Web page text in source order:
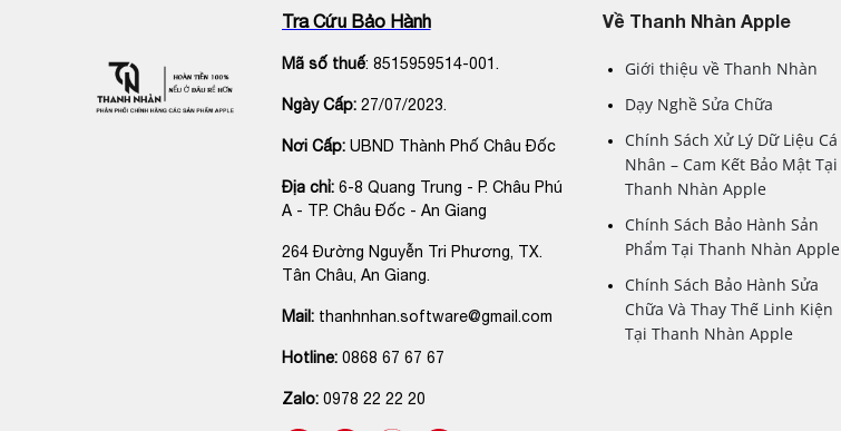
Tra Cứu Bảo Hành
Mã số thuế: 8515959514-001.
Ngày Cấp: 27/07/2023.
Nơi Cấp: UBND Thành Phố Châu Đốc
Địa chỉ:6-8 Quang Trung - P. Châu Phú
A - TP. Châu Đốc - An Giang
264 Đường Nguyễn Tri Phương, TX.
Tân Châu, An Giang.
Mail:thanhnhan.software@gmail.com
Hotline:0868 67 67 67
Zalo:0978 22 22 20
Về Thanh Nhàn Apple
Giới thiệu về Thanh Nhàn
Dạy Nghề Sửa Chữa
Chính Sách Xử Lý Dữ Liệu Cá
Nhân – Cam Kết Bảo Mật Tại
Thanh Nhàn Apple
Chính Sách Bảo Hành Sản
Phẩm Tại Thanh Nhàn Apple
Chính Sách Bảo Hành Sửa
Chữa Và Thay Thế Linh Kiện
Tại Thanh Nhàn Apple